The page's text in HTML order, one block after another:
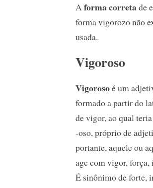
Aforma corretade
forma vigorozo não
usada.
Vigoroso
Vigorosoé um
formado a partir do
de vigor, ao qual
-oso, próprio de
portante, aquele ou
age com vigor,
É sinônimo de forte,